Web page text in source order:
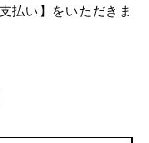
払い】をいただきま